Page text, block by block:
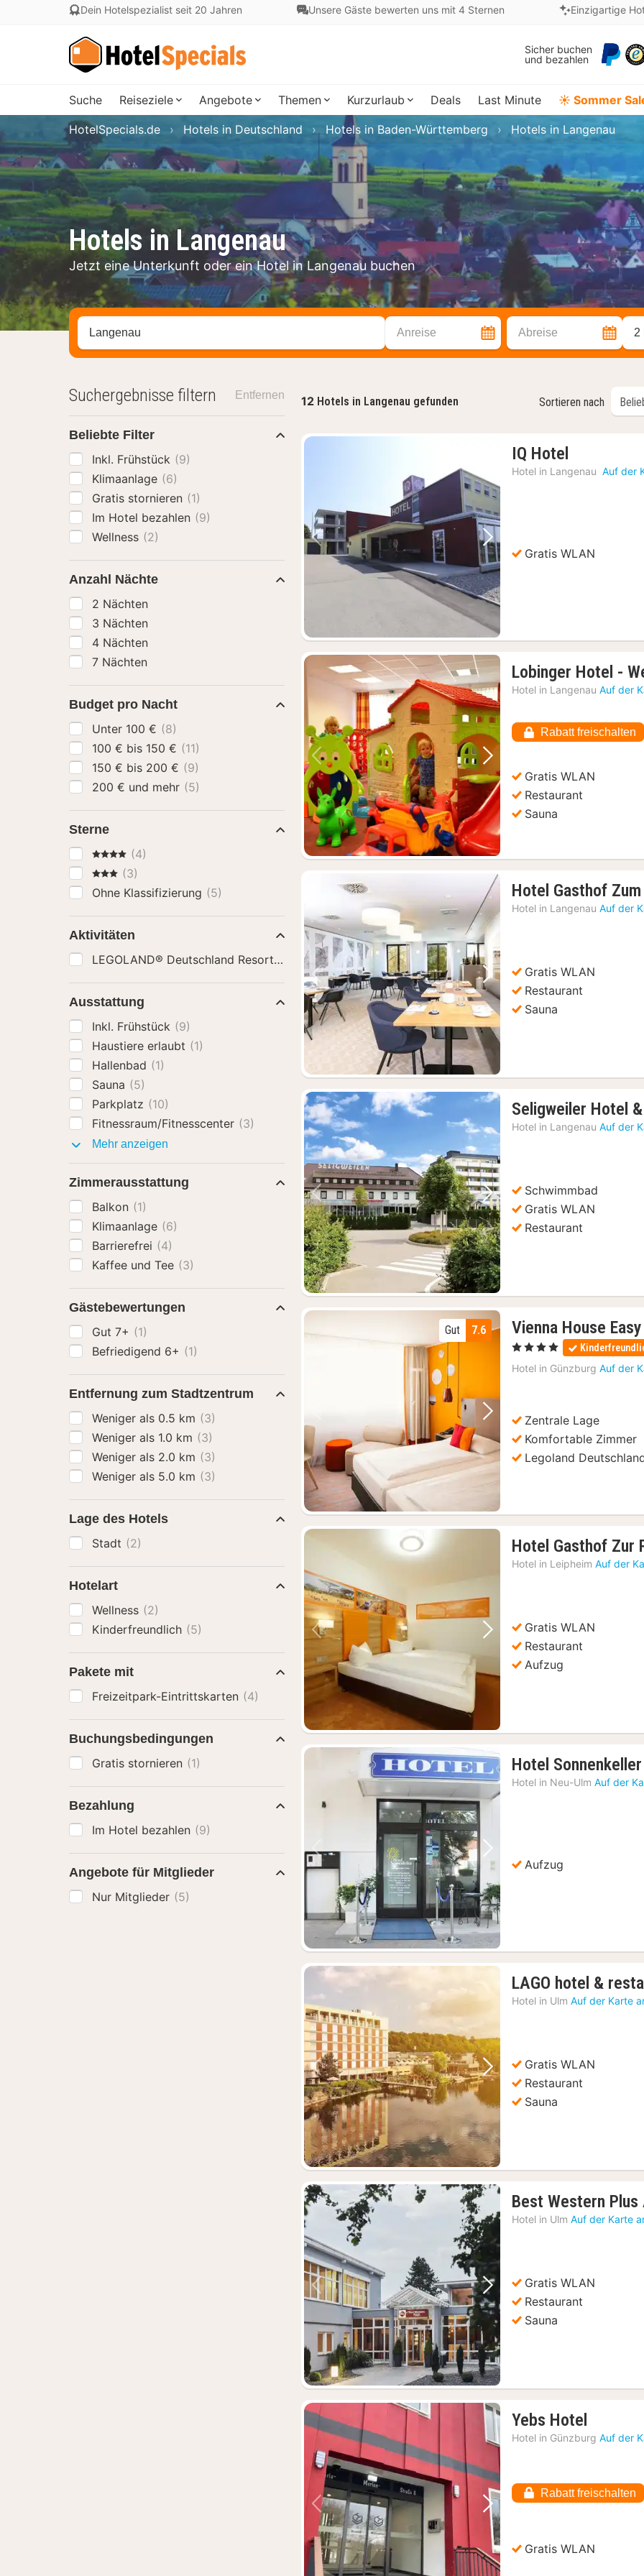
Dein Hotelspezialist seit 20 Jahren Unsere Gäste bewerten uns mit 4 Sternen Einzigartige
Sicher buchen
und bezahlen
Suche Reiseziele Angebote Themen Kurzurlaub Deals Last Minute ☀️ Sommer
Hotels in Langenau
Jetzt eine Unterkunft oder ein Hotel in Langenau buchen
HotelSpecials.de Hotels in Deutschland Hotels in Baden-Württemberg Hotels in Langenau
Stadt, Region oder Hotel suchen Anreise Abreise 2
12 Hotels in Langenau gefunden Sortieren nach
Vorheriges Bild Nächstes Bild
IQ Hotel
Nacht
Hotel in Langenau Auf der
Gratis WLAN
Vorheriges Bild Nächstes Bild
Lobinger Hotel -
Hotel in Langenau Auf der
Rabatt freischalten
Gratis WLAN
Restaurant
Sauna
Vorheriges Bild Nächstes Bild
Hotel Gasthof Zum
Hotel in Langenau Auf der
Gratis WLAN
Restaurant
Sauna
Vorheriges Bild Nächstes Bild
Seligweiler Hotel
Hotel in Langenau Auf der
Schwimmbad
Gratis WLAN
Restaurant
Vorheriges Bild Nächstes Bild
7.6
Gut Vienna House
, 4 Sterne
Hotel in Günzburg Auf der
Zentrale Lage
Komfortable Zimmer
Legoland
Vorheriges Bild Nächstes Bild
Hotel Gasthof Zur
Hotel in Leipheim Auf der
Gratis WLAN
Restaurant
Aufzug
Vorheriges Bild Nächstes Bild
Hotel Sonnenkeller
Hotel in Neu-Ulm Auf der
Aufzug
Vorheriges Bild Nächstes Bild
LAGO hotel &
Hotel in Ulm Auf der Karte
Gratis WLAN
Restaurant
Sauna
Vorheriges Bild Nächstes Bild
Best Western Plus
Hotel in Ulm Auf der Karte
Gratis WLAN
Restaurant
Sauna
Vorheriges Bild Nächstes Bild
Yebs Hotel
Nacht
€
Hotel in Günzburg Auf der
Rabatt freischalten
Gratis WLAN
Suchergebnisse filtern Entfernen
Beliebte Filter
Inkl. Frühstück (9)
Klimaanlage (6)
Gratis stornieren (1)
Im Hotel bezahlen (9)
Wellness (2)
Anzahl Nächte
2 Nächten
3 Nächten
4 Nächten
7 Nächten
Budget pro Nacht
Unter 100 € (8)
100 € bis 150 € (11)
150 € bis 200 € (9)
200 € und mehr (5)
Sterne
4 Sterne(4)
3 Sterne
(3)
Ohne Klassifizierung (5)
Aktivitäten
LEGOLAND® Deutschland Resort: Eintrittskarte (4)
Ausstattung
Inkl. Frühstück (9)
Haustiere erlaubt (1)
Hallenbad (1)
Sauna (5)
Parkplatz (10)
Fitnessraum/Fitnesscenter (3)
Mehr anzeigen
Zimmerausstattung
Balkon (1)
Klimaanlage (6)
Barrierefrei (4)
Kaffee und Tee (3)
Gästebewertungen
Gut 7+ (1)
Befriedigend 6+ (1)
Entfernung zum Stadtzentrum
Weniger als 0.5 km (3)
Weniger als 1.0 km (3)
Weniger als 2.0 km (3)
Weniger als 5.0 km (3)
Lage des Hotels
Stadt (2)
Hotelart
Wellness (2)
Kinderfreundlich (5)
Pakete mit
Freizeitpark-Eintrittskarten (4)
Buchungsbedingungen
Gratis stornieren (1)
Bezahlung
Im Hotel bezahlen (9)
Angebote für Mitglieder
Nur Mitglieder (5)